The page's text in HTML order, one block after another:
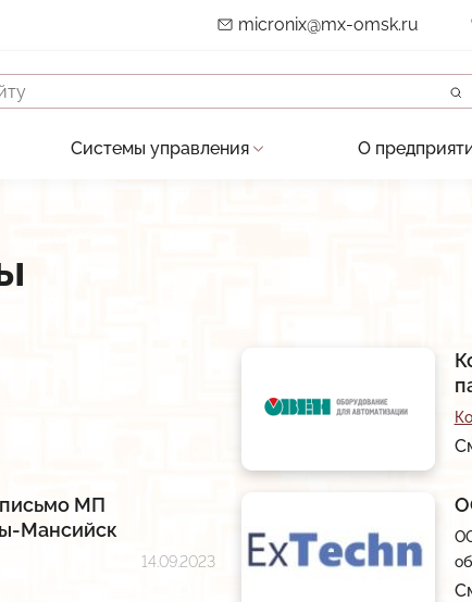
micronix@mx-omsk.ru
и пусконалад. работы
систем автоматики
и средств автоматики
по ТЗ заказчика
Системы управления
Автоматическая противогололёдная
О
История
Вакансии
МП
Мансийск
14.09.2023